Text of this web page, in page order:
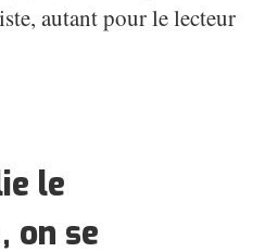
autant pour le lecteur
le
on se